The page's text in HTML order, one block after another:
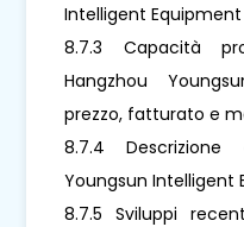
Intelligent
8.7.3 Capacità
Hangzhou
prezzo, fatturato e
8.7.4
Youngsun Intelligent
8.7.5 Sviluppi